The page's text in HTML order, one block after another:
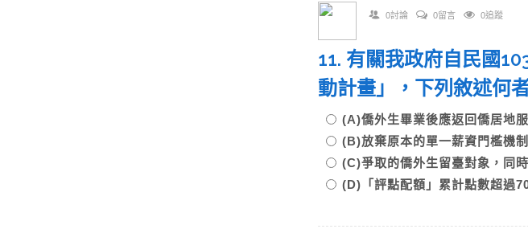
0討論 0留言 0追蹤
11. 有關我政府自民國
動計畫」，下列敘述何
(A)僑外生畢業後應返回僑居地
(B)放棄原本的單一薪資門檻機
(C)爭取的僑外生留臺對象，同
(D)「評點配額」累計點數超過